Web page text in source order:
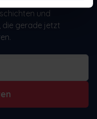
und
die gerade jetzt